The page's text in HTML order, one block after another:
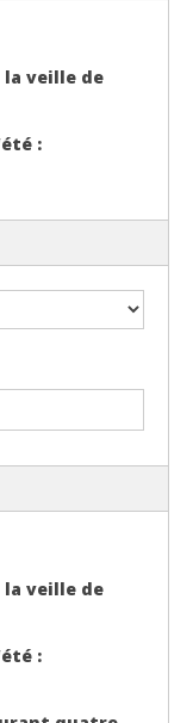
la veille de
:
la veille de
: